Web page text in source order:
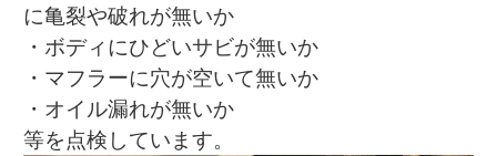
に亀裂や破れが無いか
・ボディにひどいサビが無いか
・マフラーに穴が空いて無いか
・オイル漏れが無いか
等を点検しています。